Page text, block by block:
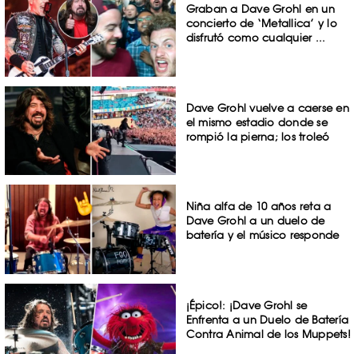
Graban a Dave Grohl en un
concierto de ‘Metallica’ y lo
disfrutó como cualquier ...
Dave Grohl vuelve a caerse en
el mismo estadio donde se
rompió la pierna; los troleó
Niña alfa de 10 años reta a
Dave Grohl a un duelo de
batería y el músico responde
¡Épico!: ¡Dave Grohl se
Enfrenta a un Duelo de Batería
Contra Animal de los Muppets!